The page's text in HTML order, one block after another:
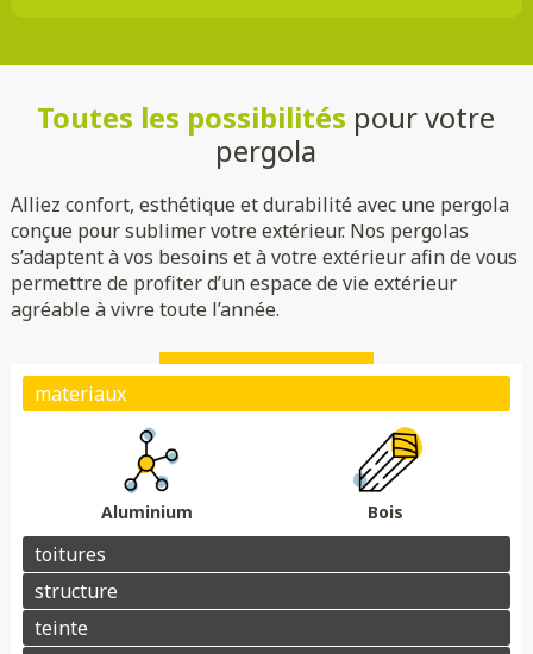
Toutes les possibilités pour votre
pergola
Alliez confort, esthétique et durabilité avec une pergola
conçue pour sublimer votre extérieur. Nos pergolas
s’adaptent à vos besoins et à votre extérieur afin de vous
permettre de profiter d’un espace de vie extérieur
agréable à vivre toute l’année.
Aluminium Bois
(verre/polycarbonate)
Indépendante
Adossée
Essences de boisColoris au choix
Store
Parois
Électrique avec téléphone
Électrique avec télécommande